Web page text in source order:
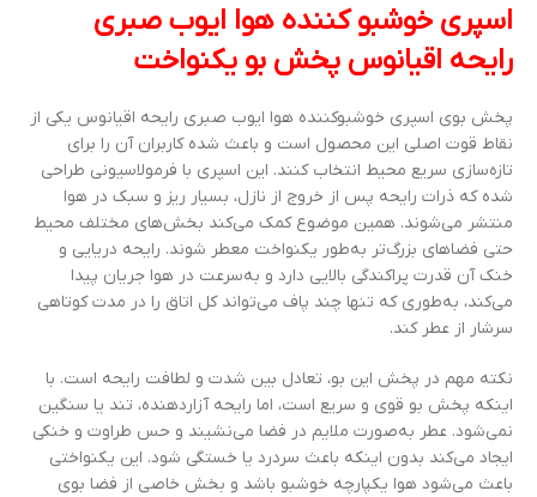
اسپری خوشبو کننده هوا ایوب صبری
رایحه اقیانوس پخش بو یکنواخت
پخش بوی اسپری خوشبوکننده هوا ایوب صبری رایحه اقیانوس یکی از
نقاط قوت اصلی این محصول است و باعث شده کاربران آن را برای
تازه‌سازی سریع محیط انتخاب کنند. این اسپری با فرمولاسیونی طراحی
شده که ذرات رایحه پس از خروج از نازل، بسیار ریز و سبک در هوا
منتشر می‌شوند. همین موضوع کمک می‌کند بخش‌های مختلف محیط
حتی فضاهای بزرگ‌تر به‌طور یکنواخت معطر شوند. رایحه دریایی و
خنک آن قدرت پراکندگی بالایی دارد و به‌سرعت در هوا جریان پیدا
می‌کند، به‌طوری که تنها چند پاف می‌تواند کل اتاق را در مدت کوتاهی
سرشار از عطر کند.
نکته مهم در پخش این بو، تعادل بین شدت و لطافت رایحه است. با
اینکه پخش بو قوی و سریع است، اما رایحه آزاردهنده، تند یا سنگین
نمی‌شود. عطر به‌صورت ملایم در فضا می‌نشیند و حس طراوت و خنکی
ایجاد می‌کند بدون اینکه باعث سردرد یا خستگی شود. این یکنواختی
باعث می‌شود هوا یکپارچه خوشبو باشد و بخش خاصی از فضا بوی